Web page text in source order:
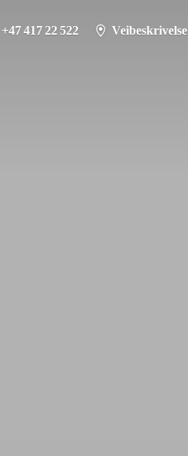
+47 417 22 522 Veibeskrivelse